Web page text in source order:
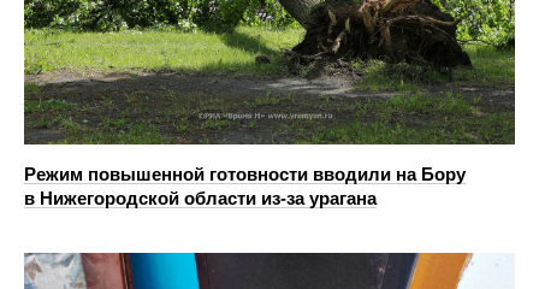
Режим повышенной готовности вводили на Бору
в Нижегородской области из-за урагана